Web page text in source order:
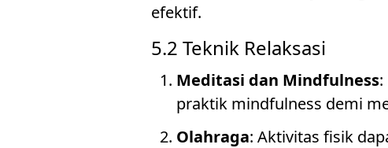
efektif.
5.2 Teknik Relaksasi
Meditasi dan Mindfulness
praktik mindfulness demi
Olahraga: Aktivitas fisik